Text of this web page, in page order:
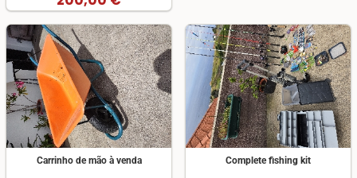
Carrinho de mão à venda Complete fishing kit